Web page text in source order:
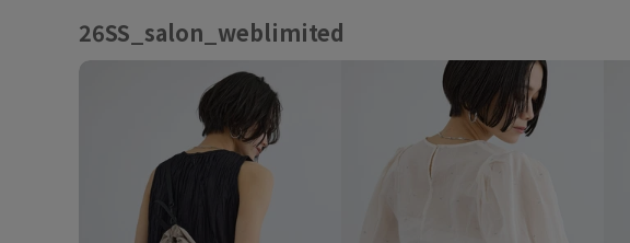
26SS_salon_weblimited